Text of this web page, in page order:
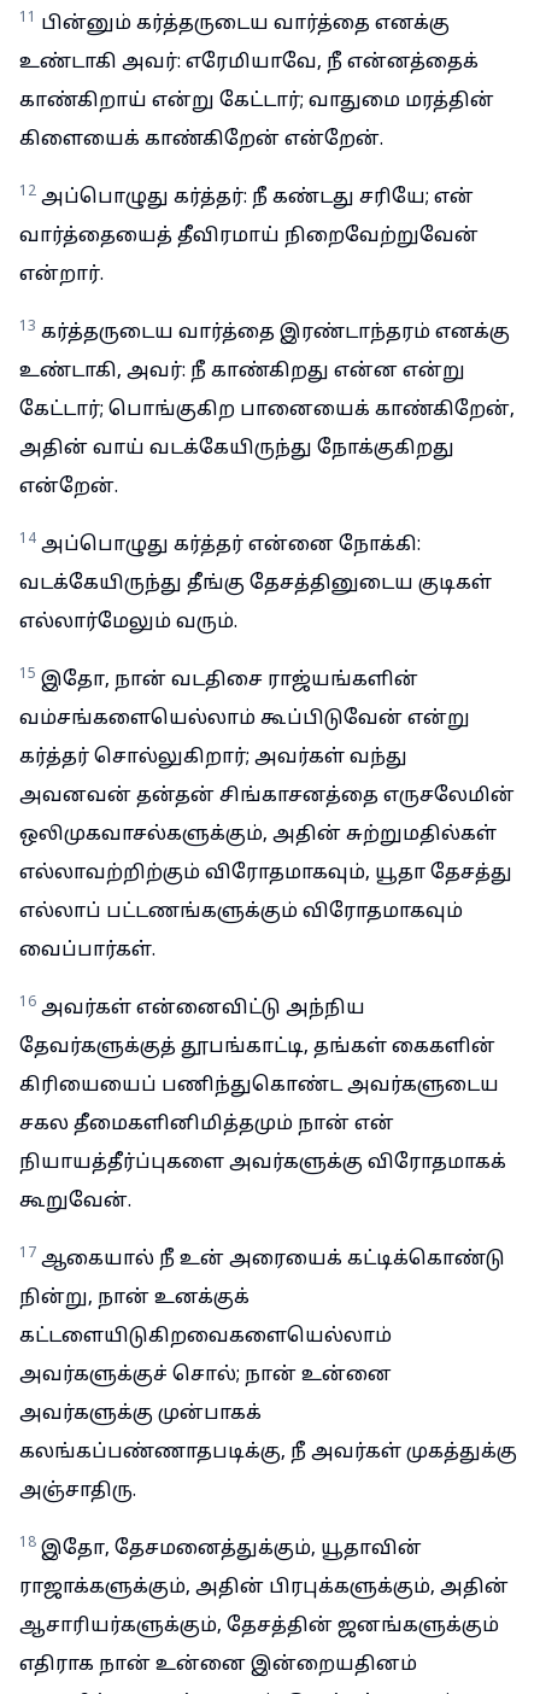
11 பின்னும் கர்த்தருடைய வார்த்தை எனக்கு
உண்டாகி அவர்: எரேமியாவே, நீ என்னத்தைக்
காண்கிறாய் என்று கேட்டார்; வாதுமை மரத்தின்
கிளையைக் காண்கிறேன் என்றேன்.
12 அப்பொழுது கர்த்தர்: நீ கண்டது சரியே; என்
வார்த்தையைத் தீவிரமாய் நிறைவேற்றுவேன்
என்றார்.
13 கர்த்தருடைய வார்த்தை இரண்டாந்தரம் எனக்கு
உண்டாகி, அவர்: நீ காண்கிறது என்ன என்று
கேட்டார்; பொங்குகிற பானையைக் காண்கிறேன்,
அதின் வாய் வடக்கேயிருந்து நோக்குகிறது
என்றேன்.
14 அப்பொழுது கர்த்தர் என்னை நோக்கி:
வடக்கேயிருந்து தீங்கு தேசத்தினுடைய குடிகள்
எல்லார்மேலும் வரும்.
15 இதோ, நான் வடதிசை ராஜ்யங்களின்
வம்சங்களையெல்லாம் கூப்பிடுவேன் என்று
கர்த்தர் சொல்லுகிறார்; அவர்கள் வந்து
அவனவன் தன்தன் சிங்காசனத்தை எருசலேமின்
ஒலிமுகவாசல்களுக்கும், அதின் சுற்றுமதில்கள்
எல்லாவற்றிற்கும் விரோதமாகவும், யூதா தேசத்து
எல்லாப் பட்டணங்களுக்கும் விரோதமாகவும்
வைப்பார்கள்.
16 அவர்கள் என்னைவிட்டு அந்நிய
தேவர்களுக்குத் தூபங்காட்டி, தங்கள் கைகளின்
கிரியையைப் பணிந்துகொண்ட அவர்களுடைய
சகல தீமைகளினிமித்தமும் நான் என்
நியாயத்தீர்ப்புகளை அவர்களுக்கு விரோதமாகக்
கூறுவேன்.
17 ஆகையால் நீ உன் அரையைக் கட்டிக்கொண்டு
நின்று, நான் உனக்குக்
கட்டளையிடுகிறவைகளையெல்லாம்
அவர்களுக்குச் சொல்; நான் உன்னை
அவர்களுக்கு முன்பாகக்
கலங்கப்பண்ணாதபடிக்கு, நீ அவர்கள் முகத்துக்கு
அஞ்சாதிரு.
18 இதோ, தேசமனைத்துக்கும், யூதாவின்
ராஜாக்களுக்கும், அதின் பிரபுக்களுக்கும், அதின்
ஆசாரியர்களுக்கும், தேசத்தின் ஜனங்களுக்கும்
எதிராக நான் உன்னை இன்றையதினம்